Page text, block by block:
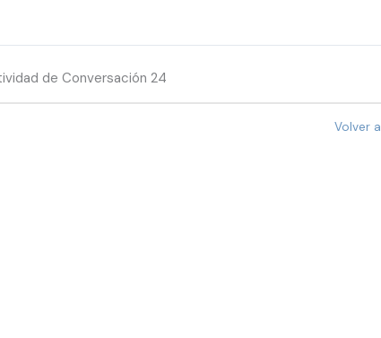
de Conversación 24
Volver a